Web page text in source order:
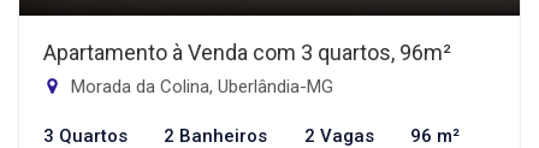
Apartamento à Venda com 3 quartos, 96m²
Morada da Colina, Uberlândia-MG
3 Quartos 2 Banheiros 2 Vagas 96 m²